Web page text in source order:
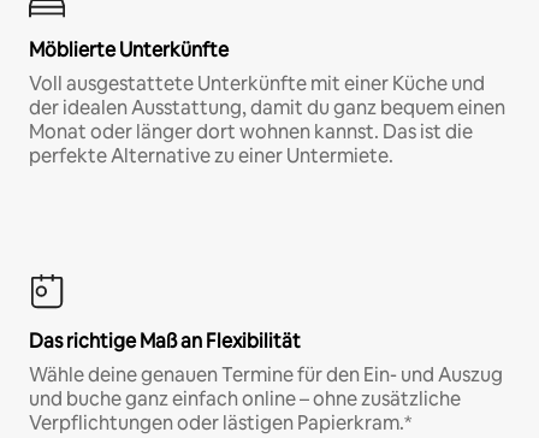
Möblierte Unterkünfte
Voll ausgestattete Unterkünfte mit einer Küche und
der idealen Ausstattung, damit du ganz bequem einen
Monat oder länger dort wohnen kannst. Das ist die
perfekte Alternative zu einer Untermiete.
Das richtige Maß an Flexibilität
Wähle deine genauen Termine für den Ein- und Auszug
und buche ganz einfach online – ohne zusätzliche
Verpflichtungen oder lästigen Papierkram.*